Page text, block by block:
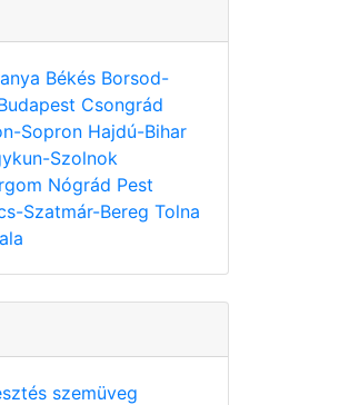
Békés Borsod-
Csongrád
Sopron Hajdú-Bihar
Szolnok
Nógrád Pest
Szatmár-Bereg Tolna
szemüveg